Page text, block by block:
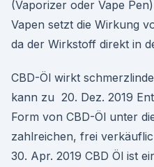
(Vaporizer oder Vape
Vapen setzt die Wirkung
da der Wirkstoff direkt in
CBD-Öl wirkt
kann zu 20. Dez. 2019
Form von CBD-Öl unter
zahlreichen, frei
30. Apr. 2019 CBD Öl ist